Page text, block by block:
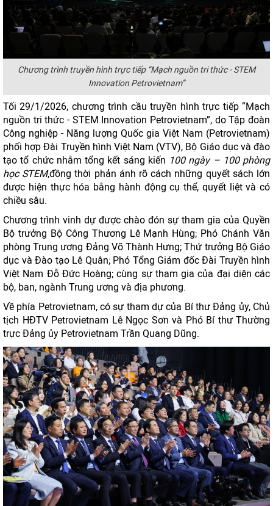
Chương trình truyền hình trực tiếp “Mạch nguồn tri thức - STEM
Innovation Petrovietnam”
Tối 29/1/2026, chương trình cầu truyền hình trực tiếp “Mạch
nguồn tri thức - STEM Innovation Petrovietnam”, do Tập đoàn
Công nghiệp - Năng lượng Quốc gia Việt Nam (Petrovietnam)
phối hợp Đài Truyền hình Việt Nam (VTV), Bộ Giáo dục và đào
tạo tổ chức nhằm tổng kết sáng kiến 100 ngày – 100 phòng
học STEM,đồng thời phản ánh rõ cách những quyết sách lớn
được hiện thực hóa bằng hành động cụ thể, quyết liệt và có
chiều sâu.
Chương trình vinh dự được chào đón sự tham gia của Quyền
Bộ trưởng Bộ Công Thương Lê Mạnh Hùng; Phó Chánh Văn
phòng Trung ương Đảng Võ Thành Hưng; Thứ trưởng Bộ Giáo
dục và Đào tạo Lê Quân; Phó Tổng Giám đốc Đài Truyền hình
Việt Nam Đỗ Đức Hoàng; cùng sự tham gia của đại diện các
bộ, ban, ngành Trung ương và địa phương.
Về phía Petrovietnam, có sự tham dự của Bí thư Đảng ủy, Chủ
tịch HĐTV Petrovietnam Lê Ngọc Sơn và Phó Bí thư Thường
trực Đảng ủy Petrovietnam Trần Quang Dũng.